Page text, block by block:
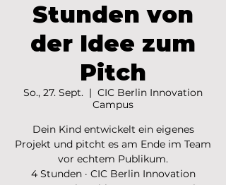
Stunden von
der Idee zum
Pitch
So., 27. Sept.
  |
CIC Berlin Innovation
Campus
Dein Kind entwickelt ein eigenes
Projekt und pitcht es am Ende im Team
vor echtem Publikum.
4 Stunden · CIC Berlin Innovation